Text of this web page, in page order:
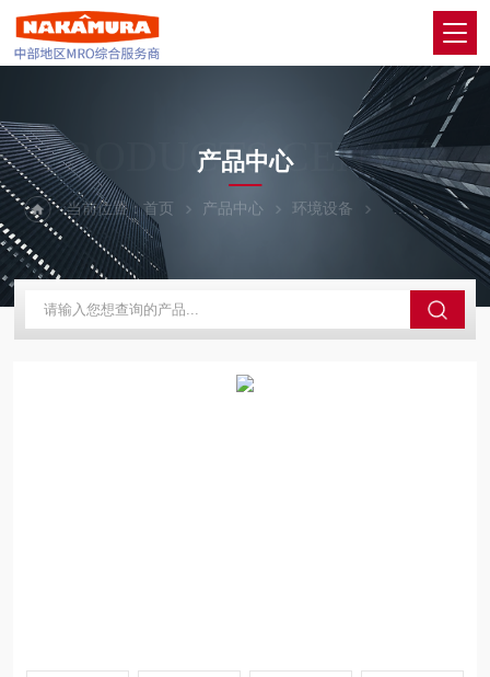
PRODUCTS CENTER
产品中心
当前位置：首页 产品中心 环境设备 KEM京都电子